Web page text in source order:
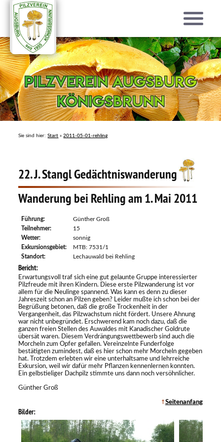
Pilzverein Augsburg
Königsbrunn
Pilzverein Augsburg
Königsbrunn
Sie sind hier:Start »2011-05-01-rehling
22. J. Stangl Gedächtniswanderung
Wanderung bei Rehling am 1. Mai 2011
Führung:
Günther Groß
Teilnehmer:
15
Wetter:
sonnig
Exkursionsgebiet:
MTB: 7531/1
Standort:
Lechauwald bei Rehling
Bericht:
Erwartungsvoll traf sich eine gut gelaunte Gruppe interessierter
Pilzfreude mit ihren Kindern. Diese erste Pilzwanderung ist vor
allem für die Neulinge spannend. Was kann es denn zu dieser
Jahreszeit schon an Pilzen geben? Leider mußte ich schon bei der
Begrüßung betonen, daß die große Trockenheit in der
Vergangenheit, das Pilzwachstum nicht fördert. Unsere Ahnung
war nicht unbegründet. Erschwerend kam noch dazu, daß die
ganzen freien Stellen des Auwaldes mit Kanadischer Goldrute
übersät waren. Diesem Verdrängungswettbewerb sind auch die
Morcheln zum Opfer gefallen. Vereinzelnte Funderfolge
bestätigten zumindest, daß es hier schon mehr Morcheln gegeben
hat. Trotzdem erlebten wir eine unterhaltsame und lehrreiche
Exkursion, weil wir dafür mehr Pflanzen kennenlernen konnten.
Ein gelbstieliger Dachpilz stimmte uns dann noch versöhnlicher.
Günther Groß
Seitenanfang
Bilder: